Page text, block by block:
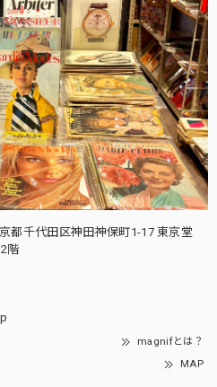
都千代田区神田神保町1-17 東京堂
階
magnifとは？
MAP